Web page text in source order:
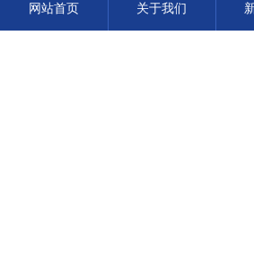
网站首页 关于我们